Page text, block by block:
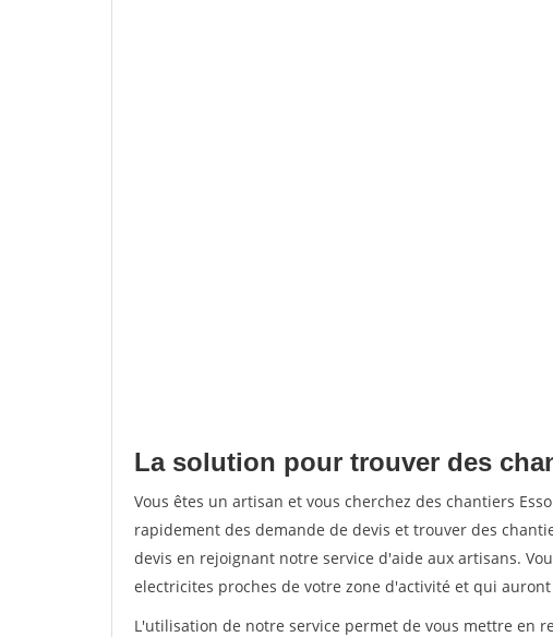
La solution pour trouver des
Vous êtes un artisan et vous cherchez des chantiers
rapidement des demande de devis et trouver des
devis en rejoignant notre service d'aide aux artisans.
electricites proches de votre zone d'activité et qui
L'utilisation de notre service permet de vous mettre en